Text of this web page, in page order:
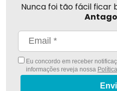
Nunca foi tão fácil ficar
Eu concordo em receber
informações reveja nossa